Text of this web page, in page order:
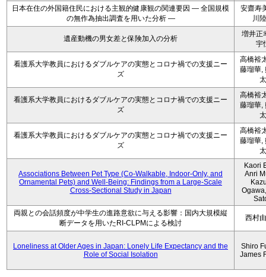
日本在住の外国籍住民における主観的健康観の関連要因 ― 全国規模
の無作為抽出調査を用いた分析 ―
安齋寿
川
遺産動機の男女差と保険加入の分析
増井正
宇
看護系大学教員におけるダブルケアの実態とコロナ禍での支援ニー
ズ
高橋裕
藤瑠華,
太
看護系大学教員におけるダブルケアの実態とコロナ禍での支援ニー
ズ
高橋裕
藤瑠華,
太
看護系大学教員におけるダブルケアの実態とコロナ禍での支援ニー
ズ
高橋裕
藤瑠華,
太
Associations Between Pet Type (Co-Walkable, Indoor-Only, and
Ornamental Pets) and Well-Being: Findings from a Large-Scale
Cross-Sectional Study in Japan
Kaori
Anri
両親との会話頻度が中学生の進路意欲に与える影響：国内大規模縦
断データを用いたRI-CLPMによる検討
西村
Loneliness at Older Ages in Japan: Lonely Life Expectancy and the
Role of Social Isolation
Shiro
James